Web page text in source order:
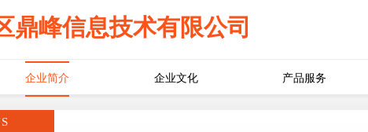
鼎峰信息技术有限公司
企业简介 企业文化 产品服务